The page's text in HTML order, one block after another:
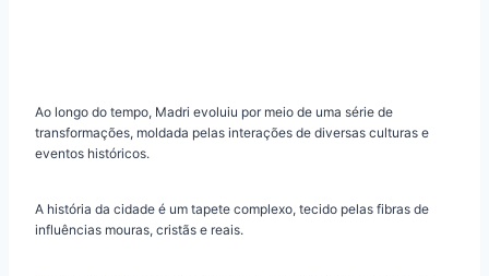
Ao longo do tempo, Madri evoluiu por meio de uma série de
transformações, moldada pelas interações de diversas culturas e
eventos históricos.
A história da cidade é um tapete complexo, tecido pelas fibras de
influências mouras, cristãs e reais.